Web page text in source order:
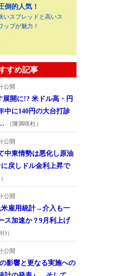
倒的人気！
いスプレッドと高いス
ップが魅力！
すめ記事
公開
展開に!? 米ドル高・円
中に140円の大台打診
（陳満咲杜）
公開
中東情勢は悪化し原油
戻しドル金利上昇で
公開
米雇用統計→介入も一
ス加速か？9月利上げ
）
公開
影響と更なる実施への